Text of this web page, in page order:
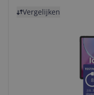
Vergelijken
8
JUL